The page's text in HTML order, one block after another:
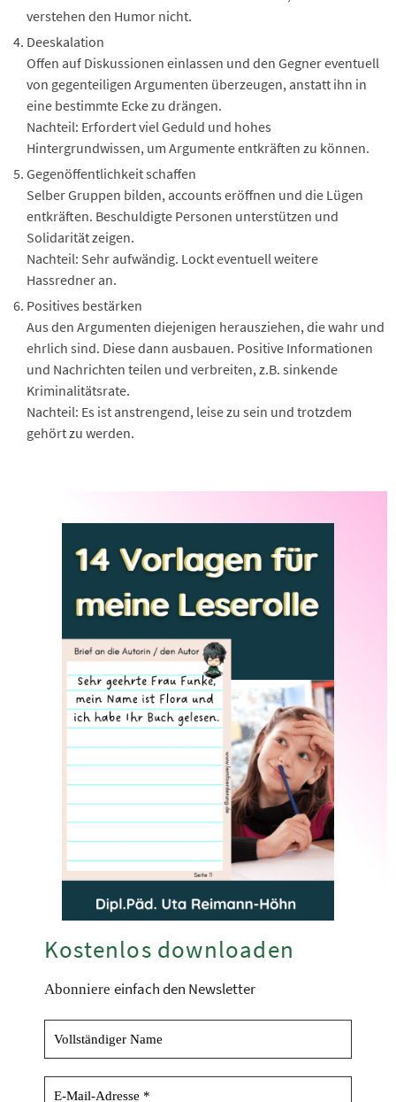
verstehen den Humor nicht.
Deeskalation
Offen auf Diskussionen einlassen und den Gegner eventuell
von gegenteiligen Argumenten überzeugen, anstatt ihn in
eine bestimmte Ecke zu drängen.
Nachteil: Erfordert viel Geduld und hohes
Hintergrundwissen, um Argumente entkräften zu können.
Gegenöffentlichkeit schaffen
Selber Gruppen bilden, accounts eröffnen und die Lügen
entkräften. Beschuldigte Personen unterstützen und
Solidarität zeigen.
Nachteil: Sehr aufwändig. Lockt eventuell weitere
Hassredner an.
Positives bestärken
Aus den Argumenten diejenigen herausziehen, die wahr und
ehrlich sind. Diese dann ausbauen. Positive Informationen
und Nachrichten teilen und verbreiten, z.B. sinkende
Kriminalitätsrate.
Nachteil: Es ist anstrengend, leise zu sein und trotzdem
gehört zu werden.
Kostenlos downloaden
Abonniere einfach den Newsletter